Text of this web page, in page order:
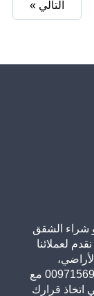
التالي »
شراء الشقق
لعملائنا
والعقارات التجارية، رقم للاستفسار: 00971569967939 مع
اتخاذ قرارك